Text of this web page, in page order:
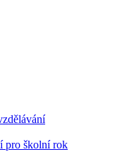
pro školní rok